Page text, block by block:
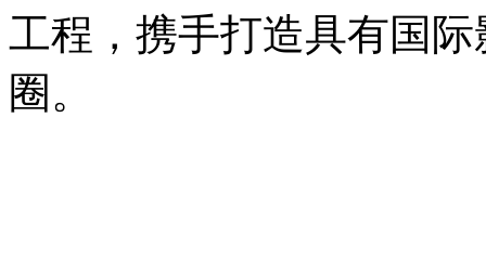
工程，携手打造具有国
圈。